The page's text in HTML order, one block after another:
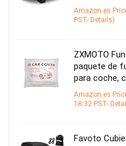
Amazon.es
PST- Details)
ZXMOTO
paquete de
para coche,
Amazon.es
18:32 PST-
Favoto